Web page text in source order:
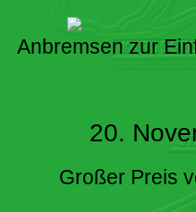
Anbremsen zur
20.
Großer Preis